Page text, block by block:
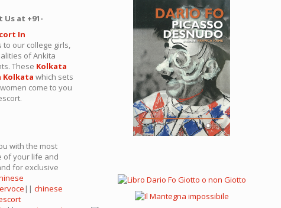
at +91-
In
our college girls,
of Ankita
These Kolkata
Kolkata which sets
come to you
with the most
of your life and
for exclusive
|| chinese